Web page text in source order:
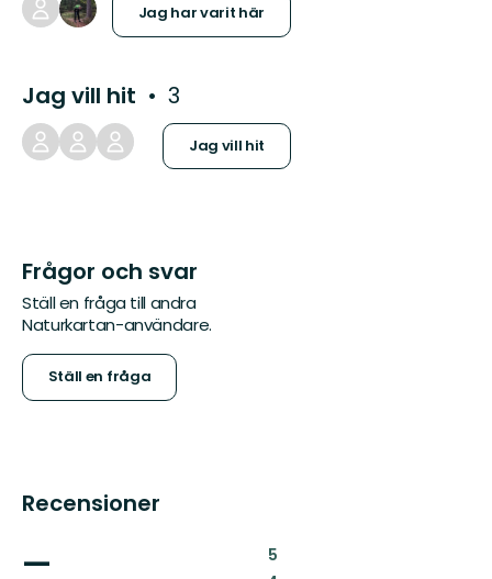
Jag har varit här
Jag vill hit 3
Jag vill hit
Frågor och svar
Ställ en fråga till andra
Naturkartan-användare.
Ställ en fråga
Recensioner
— 5: